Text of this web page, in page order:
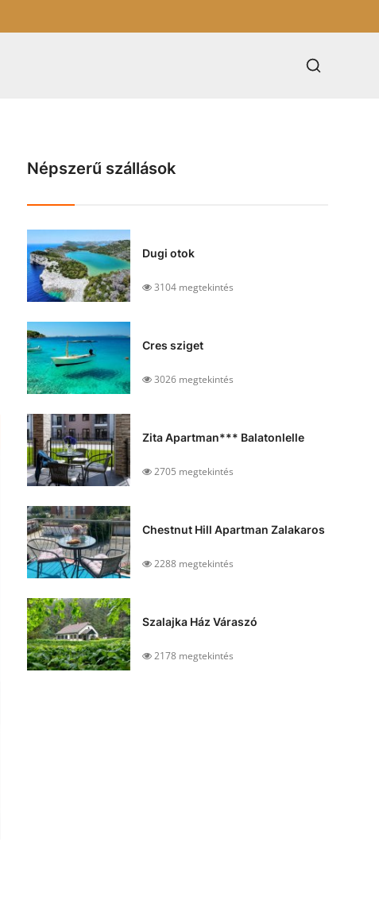
Népszerű szállások
Dugi otok
3104 megtekintés
Cres sziget
3026 megtekintés
Zita Apartman*** Balatonlelle
2705 megtekintés
Chestnut Hill Apartman Zalakaros
2288 megtekintés
Szalajka Ház Váraszó
2178 megtekintés